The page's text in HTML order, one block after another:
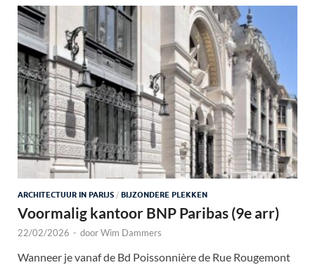
ARCHITECTUUR IN PARIJS / BIJZONDERE PLEKKEN
Voormalig kantoor BNP Paribas (9e arr)
22/02/2026 - doorWim Dammers
Wanneer je vanaf de Bd Poissonnière de Rue Rougemont